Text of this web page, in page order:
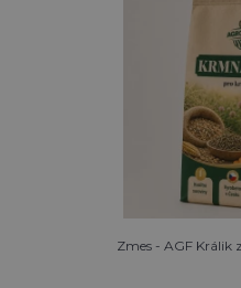
Zmes - AGF Králik